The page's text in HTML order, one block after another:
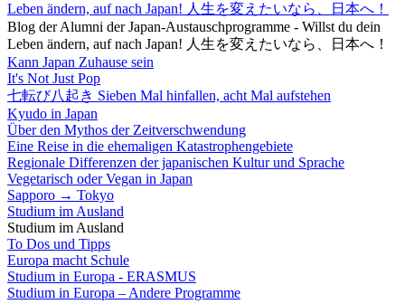
Leben ändern, auf nach Japan! 人生を変えたいなら、日本へ！
Blog der Alumni der Japan-Austauschprogramme - Willst du dein
Leben ändern, auf nach Japan! 人生を変えたいなら、日本へ！
Kann Japan Zuhause sein
It's Not Just Pop
七転び八起き Sieben Mal hinfallen, acht Mal aufstehen
Kyudo in Japan
Über den Mythos der Zeitverschwendung
Eine Reise in die ehemaligen Katastrophengebiete
Regionale Differenzen der japanischen Kultur und Sprache
Vegetarisch oder Vegan in Japan
Sapporo → Tokyo
Studium im Ausland
Studium im Ausland
To Dos und Tipps
Europa macht Schule
Studium in Europa - ERASMUS
Studium in Europa – Andere Programme